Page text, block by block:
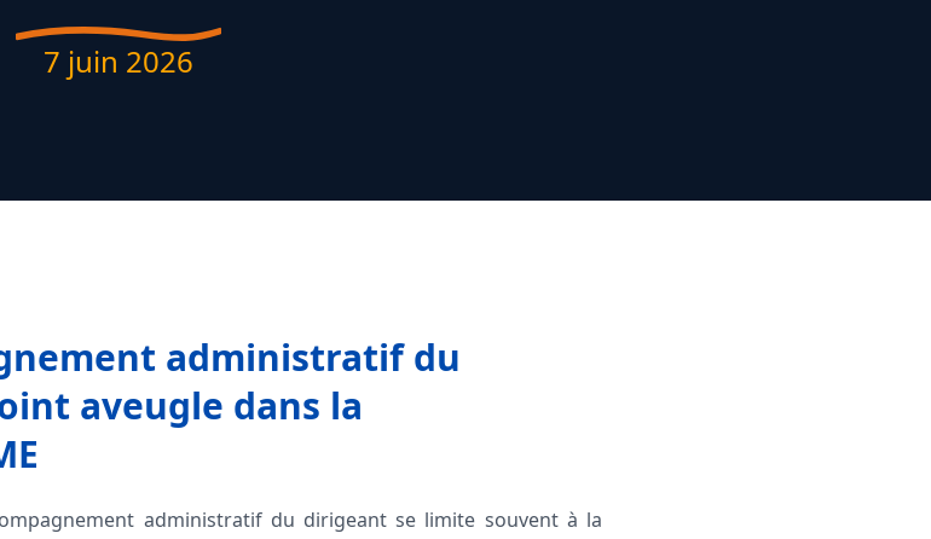
7 juin 2026
administratif du
aveugle dans la
administratif du dirigeant se limite souvent à la